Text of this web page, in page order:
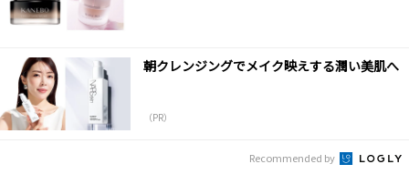
朝クレンジングでメイク映えする潤い美肌へ
（PR）
Recommended by